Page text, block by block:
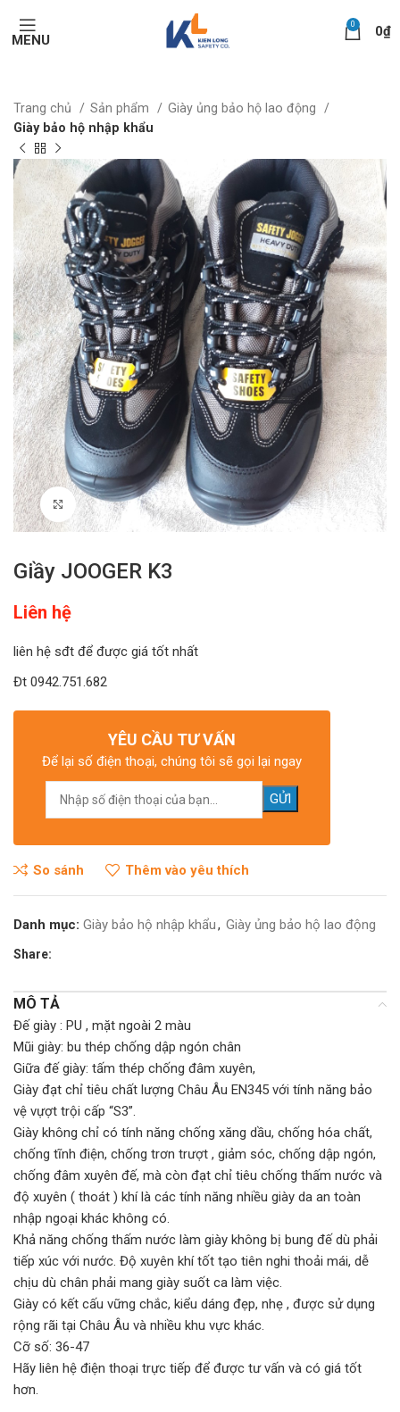
MENU
0 0₫
Trang chủ Sản phẩm
Giày ủng bảo hộ lao động
Giày bảo hộ nhập khẩu
Click to enlarge
Giầy JOOGER K3
Liên hệ
liên hệ sđt để được giá tốt nhất
Đt 0942.751.682
YÊU CẦU TƯ VẤN
Để lại số điện thoại, chúng tôi sẽ gọi lại ngay
So sánh Thêm vào yêu thích
Danh mục: Giày bảo hộ nhập khẩu, Giày ủng bảo hộ lao động
Share:
MÔ TẢ
Đế giày : PU , mặt ngoài 2 màu
Mũi giày: bu thép chống dập ngón chân
Giữa đế giày: tấm thép chống đâm xuyên,
Giày đạt chỉ tiêu chất lượng Châu Âu EN345 với tính năng bảo
vệ vựợt trội cấp “S3”.
Giày không chỉ có tính năng chống xăng dầu, chống hóa chất,
chống tĩnh điện, chống trơn trượt , giảm sóc, chống dập ngón,
chống đâm xuyên đế, mà còn đạt chỉ tiêu chống thấm nước và
độ xuyên ( thoát ) khí là các tính năng nhiều giày da an toàn
nhập ngoại khác không có.
Khả năng chống thấm nước làm giày không bị bung đế dù phải
tiếp xúc với nước. Độ xuyên khí tốt tạo tiên nghi thoải mái, dễ
chịu dù chân phải mang giày suốt ca làm việc.
Giày có kết cấu vững chắc, kiểu dáng đẹp, nhẹ , được sử dụng
rộng rãi tại Châu Âu và nhiều khu vực khác.
Cỡ số: 36-47
Hãy liên hệ điện thoại trực tiếp để được tư vấn và có giá tốt
hơn.